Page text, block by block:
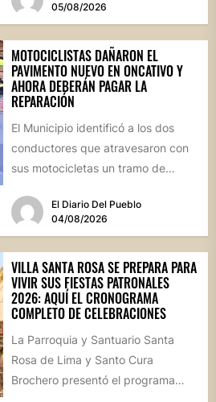
05/08/2026
MOTOCICLISTAS DAÑARON EL
PAVIMENTO NUEVO EN ONCATIVO Y
AHORA DEBERÁN PAGAR LA
REPARACIÓN
El Municipio identificó a los dos
conductores que atravesaron con
sus motocicletas un tramo de
calle...
El Diario Del Pueblo
04/08/2026
VILLA SANTA ROSA SE PREPARA PARA
VIVIR SUS FIESTAS PATRONALES
2026: AQUÍ EL CRONOGRAMA
COMPLETO DE CELEBRACIONES
La Parroquia y Santuario Santa
Rosa de Lima y Santo Cura
Brochero presentó el programa